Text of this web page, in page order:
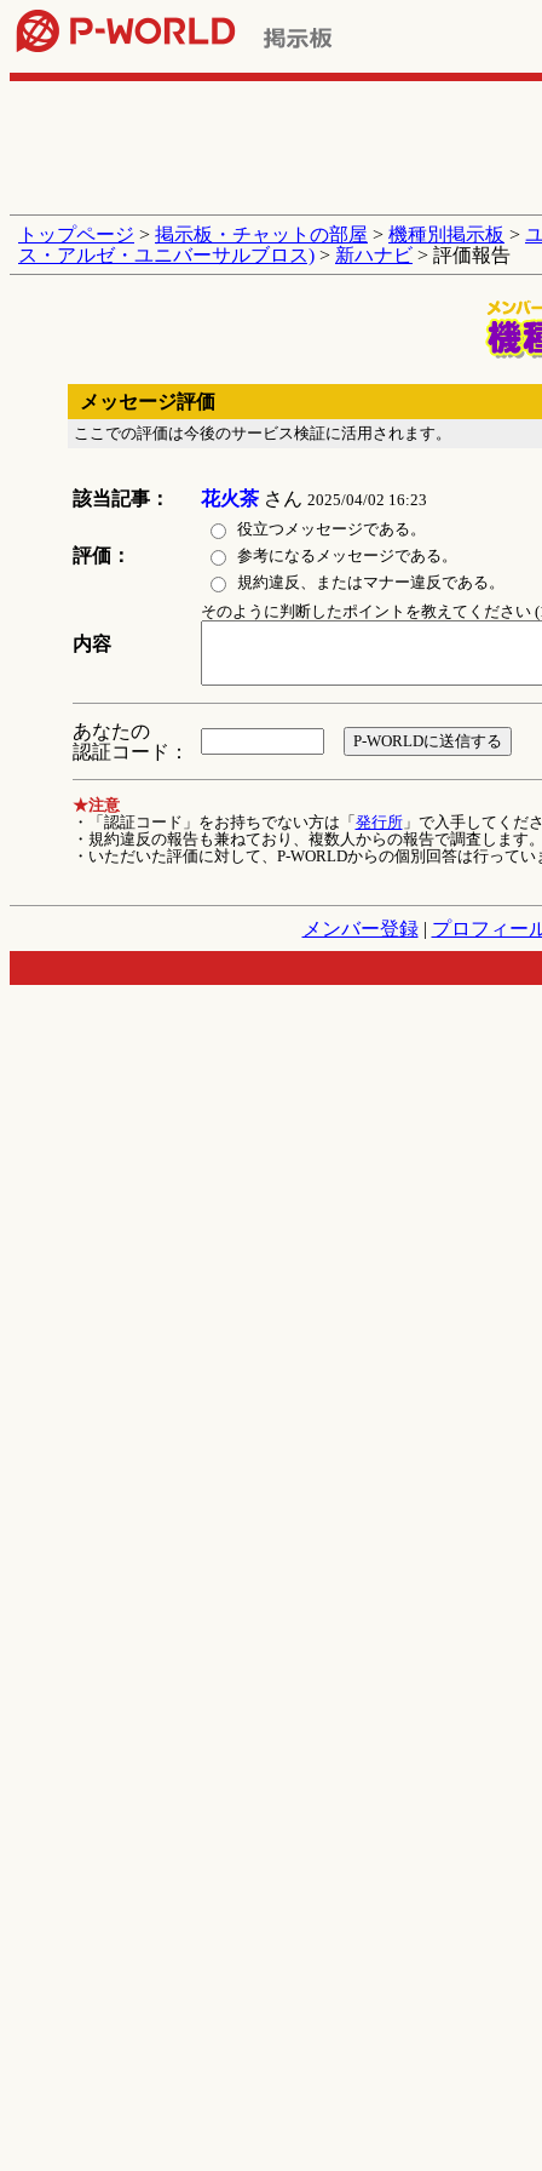
トップページ > 掲示板・チャットの部屋 > 機種別掲示板 >
ス・アルゼ・ユニバーサルブロス) > 新ハナビ > 評価報告
メッセージ評価
ここでの評価は今後のサービス検証に活用されます。
該当記事： 花火茶さん 2025/04/02 16:23
評価：
役立つメッセージである。
参考になるメッセージである。
規約違反、またはマナー違反である。
内容
そのように判断したポイントを教えてください
あなたの
認証コード：
★注意
・「認証コード」をお持ちでない方は「 発行所」で入手してくだ
・規約違反の報告も兼ねており、複数人からの報告で調査します
・いただいた評価に対して、P-WORLDからの個別回答は行ってい
メンバー登録| プロフィー